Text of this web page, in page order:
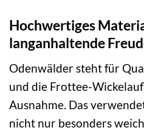
Hochwertiges
langanhaltende
Odenwälder steht für
und die Frottee-
Ausnahme. Das
nicht nur besonders